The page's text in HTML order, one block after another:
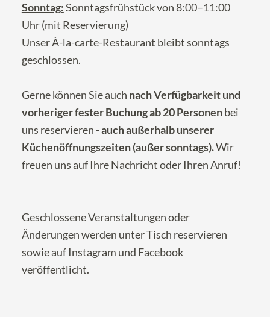
Sonntag:Sonntagsfrühstück von 8:00–11:00
Uhr (mit Reservierung)
Unser À-la-carte-Restaurant bleibt sonntags
geschlossen.
Gerne können Sie auch nach Verfügbarkeit und
vorheriger fester Buchung ab 20 Personenbei
uns reservieren -auch außerhalb unserer
Küchenöffnungszeiten (außer sonntags).Wir
freuen uns auf IhreNachrichtoder Ihren Anruf!
Geschlossene Veranstaltungen oder
Änderungen werden unterTisch reservieren
sowie auf Instagram und Facebook
veröffentlicht.